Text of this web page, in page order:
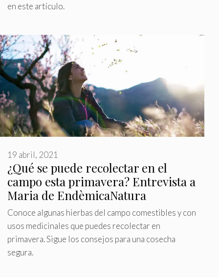
en este artículo.
¿Qué se puede recolectar en el
campo esta primavera? Entrevista a
Maria de EndèmicaNatura
19 abril, 2021
Conoce algunas hierbas del campo comestibles y con
usos medicinales que puedes recolectar en
primavera. Sigue los consejos para una cosecha
segura.